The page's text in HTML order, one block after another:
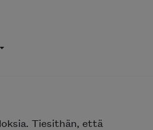
Tiesithän, että